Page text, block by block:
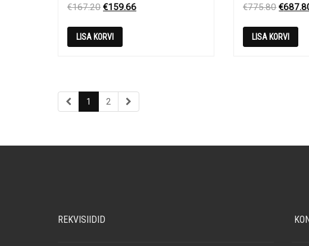
€167.20 Original
was:
€167.20.
€159.66Current
LISA KORVI
€775.80 Original
was:
€775.80.
€
LISA KORVI
1 2
REKVISIIDID